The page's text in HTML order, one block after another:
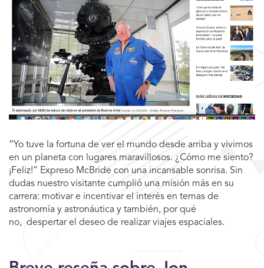
“Yo tuve la fortuna de ver el mundo desde arriba y vivimos
en un planeta con lugares maravillosos. ¿Cómo me siento?
¡Feliz!” Expreso McBride con una incansable sonrisa. Sin
dudas nuestro visitante cumplió una misión más en su
carrera: motivar e incentivar el interés en temas de
astronomía y astronáutica y también, por qué
no, despertar el deseo de realizar viajes espaciales.